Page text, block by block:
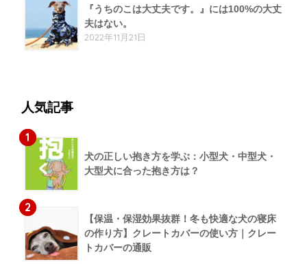
『うちのこは大丈夫です。』には100%の大丈
夫はない。
2022年11月21日
人気記事
1
犬の正しい抱き方を学ぶ：小型犬・中型犬・
大型犬に合った抱き方は？
2
【保温・保湿効果抜群！冬も快適な犬の寝床
の作り方】クレートカバーの使い方｜クレー
トカバーの通販